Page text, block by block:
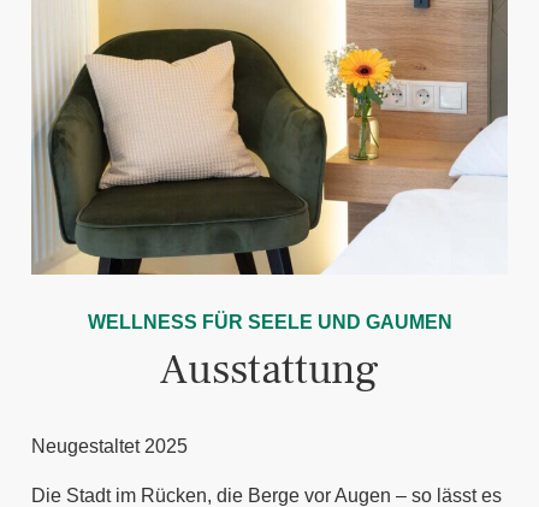
WELLNESS FÜR SEELE UND GAUMEN
Ausstattung
Neugestaltet 2025
Die Stadt im Rücken, die Berge vor Augen – so lässt es